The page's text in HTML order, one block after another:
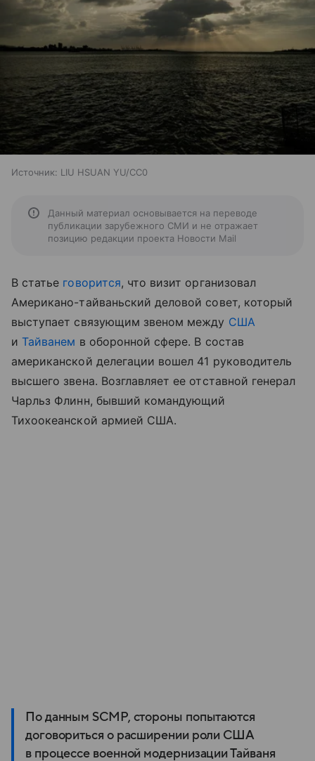
Источник: LIU HSUAN YU/CC0
Данный материал основывается на переводе
публикации зарубежного СМИ и не отражает
позицию редакции проекта Новости Mail
В статье говорится, что визит организовал
Американо-тайваньский деловой совет, который
выступает связующим звеном между США
и Тайванем в оборонной сфере. В состав
американской делегации вошел 41 руководитель
высшего звена. Возглавляет ее отставной генерал
Чарльз Флинн, бывший командующий
Тихоокеанской армией США.
По данным SCMP, стороны попытаются
договориться о расширении роли США
в процессе военной модернизации Тайваня